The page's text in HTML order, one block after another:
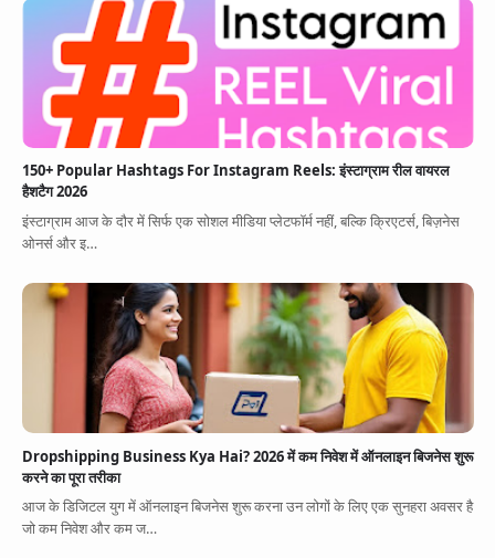
150+ Popular Hashtags For Instagram Reels: इंस्टाग्राम रील वायरल
हैशटैग 2026
इंस्टाग्राम आज के दौर में सिर्फ एक सोशल मीडिया प्लेटफॉर्म नहीं, बल्कि क्रिएटर्स, बिज़नेस
ओनर्स और इ…
Dropshipping Business Kya Hai? 2026 में कम निवेश में ऑनलाइन बिजनेस शुरू
करने का पूरा तरीका
आज के डिजिटल युग में ऑनलाइन बिजनेस शुरू करना उन लोगों के लिए एक सुनहरा अवसर है
जो कम निवेश और कम ज…